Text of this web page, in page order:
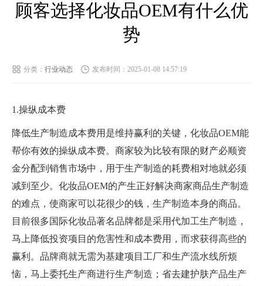
顾客选择化妆品OEM有什么优
势
分类： 行业动态 发布时间：2025-01-08 14:57:19
1.操纵成本费
降低生产制造成本费用是维持赢利的关键，化妆品OEM能
帮你有效的操纵成本费。商家较为比较有限的财产必顺资
金分配到销售市场中，用于生产制造的耗费相对地就必须
减到至少。化妆品OEM的产生正好解决商家商品生产制造
的难点，使商家可以花很少的钱，生产制造本身的商品。
目前很多国际化妆品著名品牌都是采用代加工生产制造，
马上降低投资项目的危害性和成本费用，而求获得高些的
赢利。品牌商就无需为基建项目工厂和生产流水线所烦
恼，马上委托生产商进行生产制造；省去建护肤产品生产